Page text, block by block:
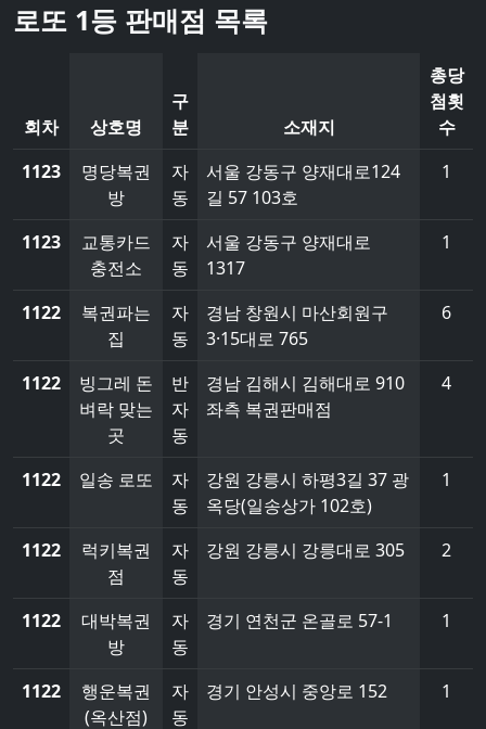
로또 1등 판매점 목록
회차 상호명
구
분
소재지
총당
첨횟
수
1123
명당복권
방
자
동
서울 강동구 양재대로124
길 57 103호
1
1123
교통카드
충전소
자
동
서울 강동구 양재대로
1317
1
1122
복권파는
집
자
동
경남 창원시 마산회원구
3·15대로 765
6
1122
빙그레 돈
벼락 맞는
곳
반
자
동
경남 김해시 김해대로 910
좌측 복권판매점
4
1122 일송 로또
자
동
강원 강릉시 하평3길 37 광
옥당(일송상가 102호)
1
1122
럭키복권
점
자
동
강원 강릉시 강릉대로 305 2
1122
대박복권
방
자
동
경기 연천군 온골로 57-1 1
1122
행운복권
(옥산점)
자
동
경기 안성시 중앙로 152 1